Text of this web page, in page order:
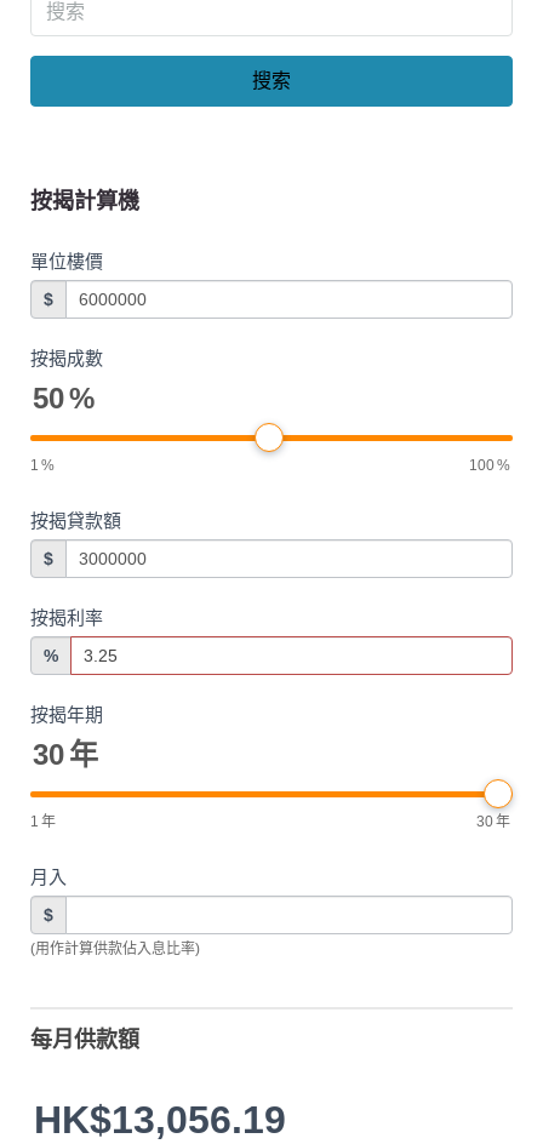
搜索
按揭計算機
單位樓價
$
按揭成數
50%
1 % 100%
按揭貸款額
$
按揭利率
%
按揭年期
30年
1 年 30年
月入
$
(用作計算供款佔入息比率)
每月供款額
HK$13,056.19